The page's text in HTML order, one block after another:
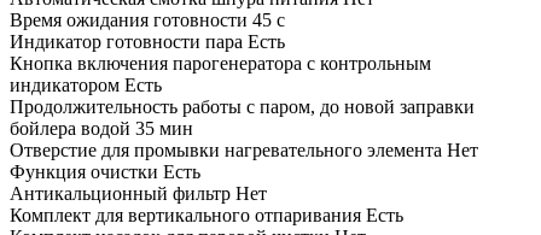
Время ожидания готовности 45 с
Индикатор готовности пара Есть
Кнопка включения парогенератора с контрольным
индикатором Есть
Продолжительность работы с паром, до новой заправки
бойлера водой 35 мин
Отверстие для промывки нагревательного элемента Нет
Функция очистки Есть
Антикальционный фильтр Нет
Комплект для вертикального отпаривания Есть